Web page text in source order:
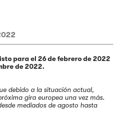
para el 26 de febrero de 2022
de 2022.
debido a la situación actual,
gira europea una vez más.
mediados de agosto hasta